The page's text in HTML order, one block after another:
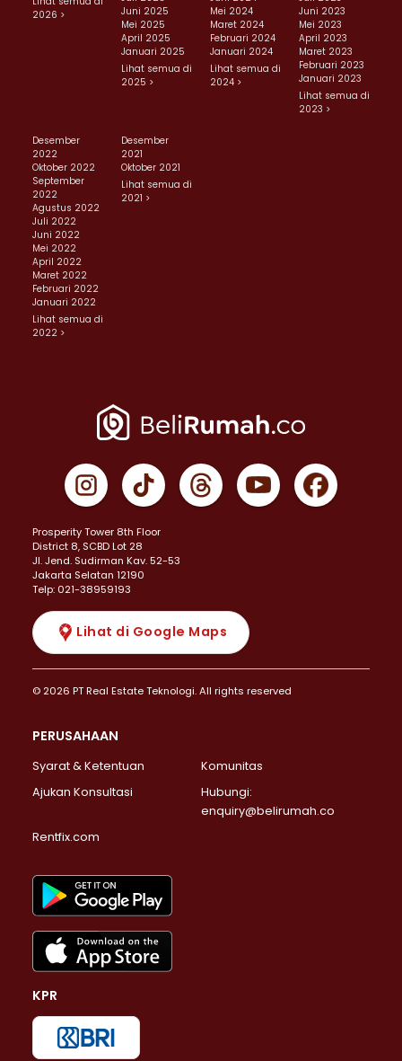
2026 >
Juni 2025
Mei 2025
April 2025
Januari 2025
Lihat semua di
2025 >
Mei 2024
Maret 2024
Februari 2024
Januari 2024
Lihat semua di
2024 >
Juni 2023
Mei 2023
April 2023
Maret 2023
Februari 2023
Januari 2023
Lihat semua di
2023 >
Desember
2022
Oktober 2022
September
2022
Agustus 2022
Juli 2022
Juni 2022
Mei 2022
April 2022
Maret 2022
Februari 2022
Januari 2022
Lihat semua di
2022 >
Desember
2021
Oktober 2021
Lihat semua di
2021 >
Prosperity Tower 8th Floor
District 8, SCBD Lot 28
JI. Jend. Sudirman Kav. 52-53
Jakarta Selatan 12190
Telp: 021-38959193
Lihat di Google Maps
© 2026 PT Real Estate Teknologi. All rights reserved
PERUSAHAAN
Syarat & Ketentuan
Komunitas
Ajukan Konsultasi
Hubungi:
enquiry@belirumah.co
Rentfix.com
KPR